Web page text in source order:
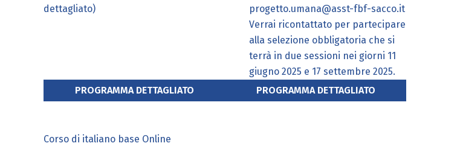
dettagliato)
PROGRAMMA DETTAGLIATO
progetto.umana@asst-fbf-sacco.it
Verrai ricontattato per partecipare
alla selezione obbligatoria che si
terrà in due sessioni nei giorni 11
giugno 2025 e 17 settembre 2025.
PROGRAMMA DETTAGLIATO
Corso di italiano base Online